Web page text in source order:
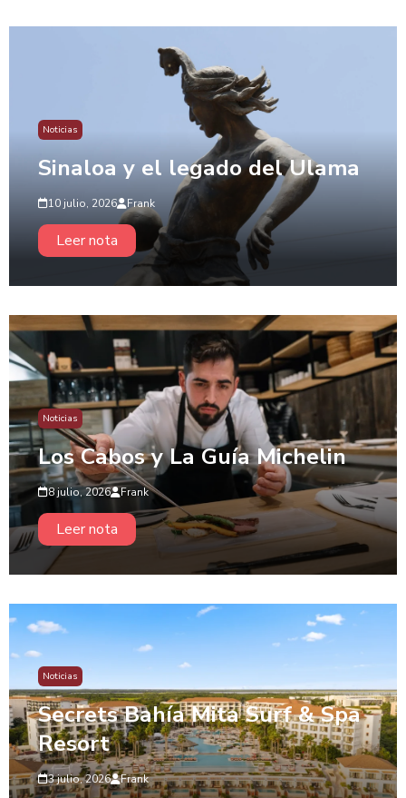
Noticias
Sinaloa y el legado del Ulama
10 julio, 2026 Frank
Leer nota
Noticias
Los Cabos y La Guía Michelin
8 julio, 2026 Frank
Leer nota
Noticias
Secrets Bahía Mita Surf & Spa
Resort
3 julio, 2026 Frank